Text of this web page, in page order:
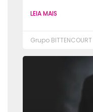
LEIA MAIS
Grupo BITTENCOURT